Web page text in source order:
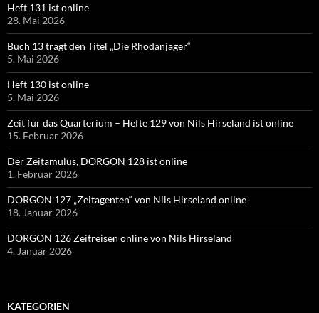
Heft 131 ist online
28. Mai 2026
Buch 13 trägt den Titel „Die Rhodanjäger“
5. Mai 2026
Heft 130 ist online
5. Mai 2026
Zeit für das Quarterium – Hefte 129 von Nils Hirseland ist online
15. Februar 2026
Der Zeitamulus, DORGON 128 ist online
1. Februar 2026
DORGON 127 „Zeitagenten“ von Nils Hirseland online
18. Januar 2026
DORGON 126 Zeitreisen online von Nils Hirseland
4. Januar 2026
KATEGORIEN